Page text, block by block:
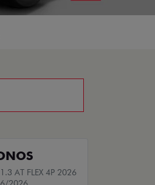
AT FLEX 4P 2026